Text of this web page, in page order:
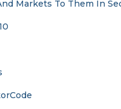
Markets To Them In